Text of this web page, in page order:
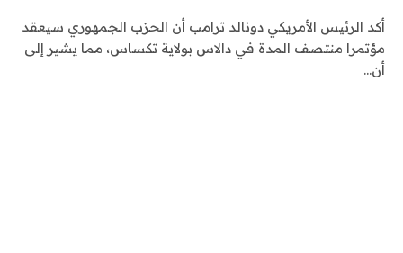
أكد الرئيس الأمريكي دونالد ترامب أن الحزب الجمهوري سيعقد
مؤتمرا منتصف المدة في دالاس بولاية تكساس، مما يشير إلى
أن…